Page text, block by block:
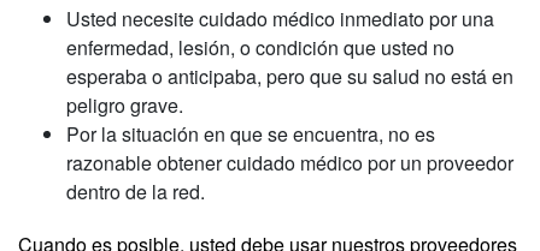
Usted necesite cuidado médico inmediato por una
enfermedad, lesión, o condición que usted no
esperaba o anticipaba, pero que su salud no está en
peligro grave.
Por la situación en que se encuentra, no es
razonable obtener cuidado médico por un proveedor
dentro de la red.
Cuando es posible, usted debe usar nuestros proveedores